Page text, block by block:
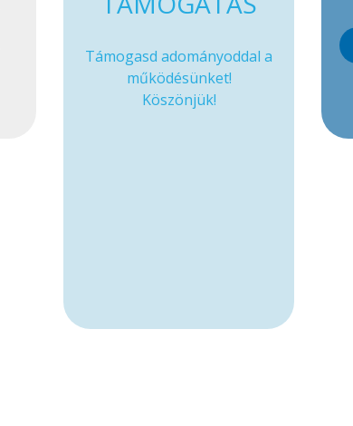
Támogasd adományoddal a
működésünket!
Köszönjük!